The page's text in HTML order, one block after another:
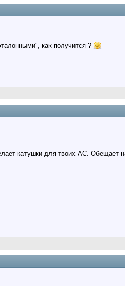
как получится ?
катушки для твоих АС. Обещает